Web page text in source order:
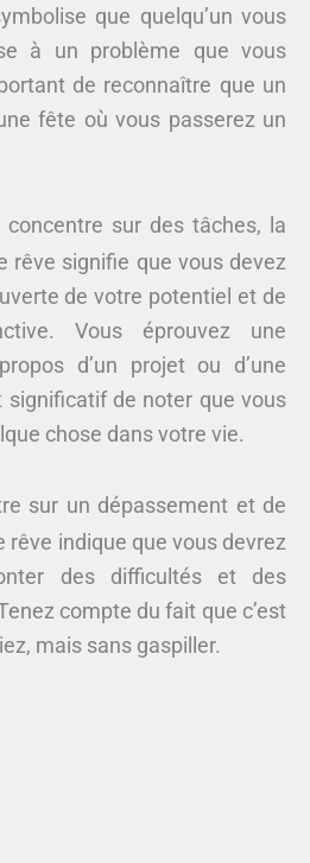
que quelqu’un vous
à un problème que vous
de reconnaître que un
fête où vous passerez un
concentre sur des tâches, la
rêve signifie que vous devez
de votre potentiel et de
Vous éprouvez une
d’un projet ou d’une
significatif de noter que vous
chose dans votre vie.
sur un dépassement et de
rêve indique que vous devrez
des difficultés et des
compte du fait que c’est
mais sans gaspiller.